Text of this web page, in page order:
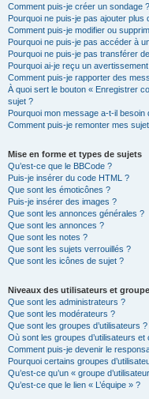
Comment puis-je créer un sondage ?
Pourquoi ne puis-je pas ajouter plus
Comment puis-je modifier ou
Pourquoi ne puis-je pas accéder à
Pourquoi ne puis-je pas transférer
Pourquoi ai-je reçu un
Comment puis-je rapporter des
À quoi sert le bouton « Enregistrer
sujet ?
Pourquoi mon message a-t-il besoin
Comment puis-je remonter mes
Mise en forme et types de sujets
Qu’est-ce que le BBCode ?
Puis-je insérer du code HTML ?
Que sont les émoticônes ?
Puis-je insérer des images ?
Que sont les annonces générales ?
Que sont les annonces ?
Que sont les notes ?
Que sont les sujets verrouillés ?
Que sont les icônes de sujet ?
Niveaux des utilisateurs et
Que sont les administrateurs ?
Que sont les modérateurs ?
Que sont les groupes d’utilisateurs ?
Où sont les groupes d’utilisateurs
Comment puis-je devenir le
Pourquoi certains groupes
Qu’est-ce qu’un « groupe
Qu’est-ce que le lien « L’équipe » ?